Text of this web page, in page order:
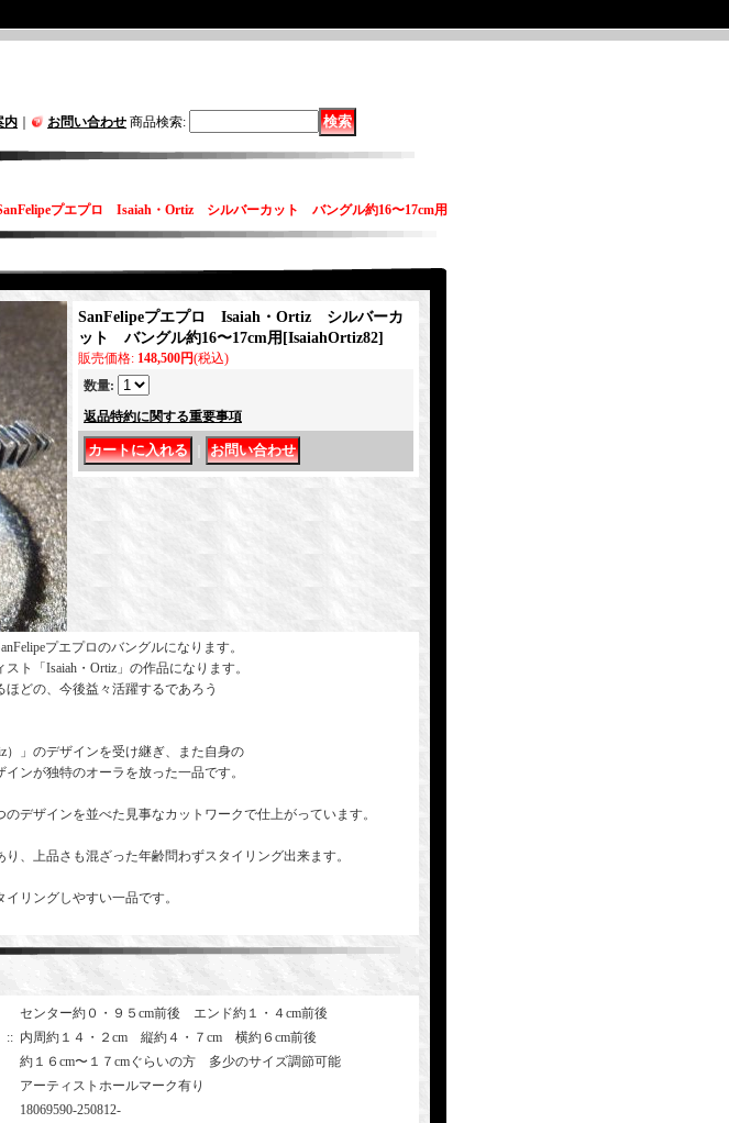
内 お問い合わせ 商品検索:
プエプロ Isaiah・Ortiz シルバーカット バングル約16〜17cm用
SanFelipeプエプロ Isaiah・Ortiz シルバーカ
ット バングル約16〜17cm用 [IsaiahOrtiz82]
販売価格: 148,500円(税込)
数量:
返品特約に関する重要事項
プエプロのバングルになります。
ト「Isaiah・Ortiz」の作品になります。
どの、今後益々活躍するであろう
）」のデザインを受け継ぎ、また自身の
ンが独特のオーラを放った一品です。
デザインを並べた見事なカットワークで仕上がっています。
、上品さも混ざった年齢問わずスタイリング出来ます。
リングしやすい一品です。
センター約０・９５cm前後 エンド約１・４cm前後
:: 内周約１４・２cm 縦約４・７cm 横約６cm前後
約１６cm〜１７cmぐらいの方 多少のサイズ調節可能
アーティストホールマーク有り
18069590-250812-